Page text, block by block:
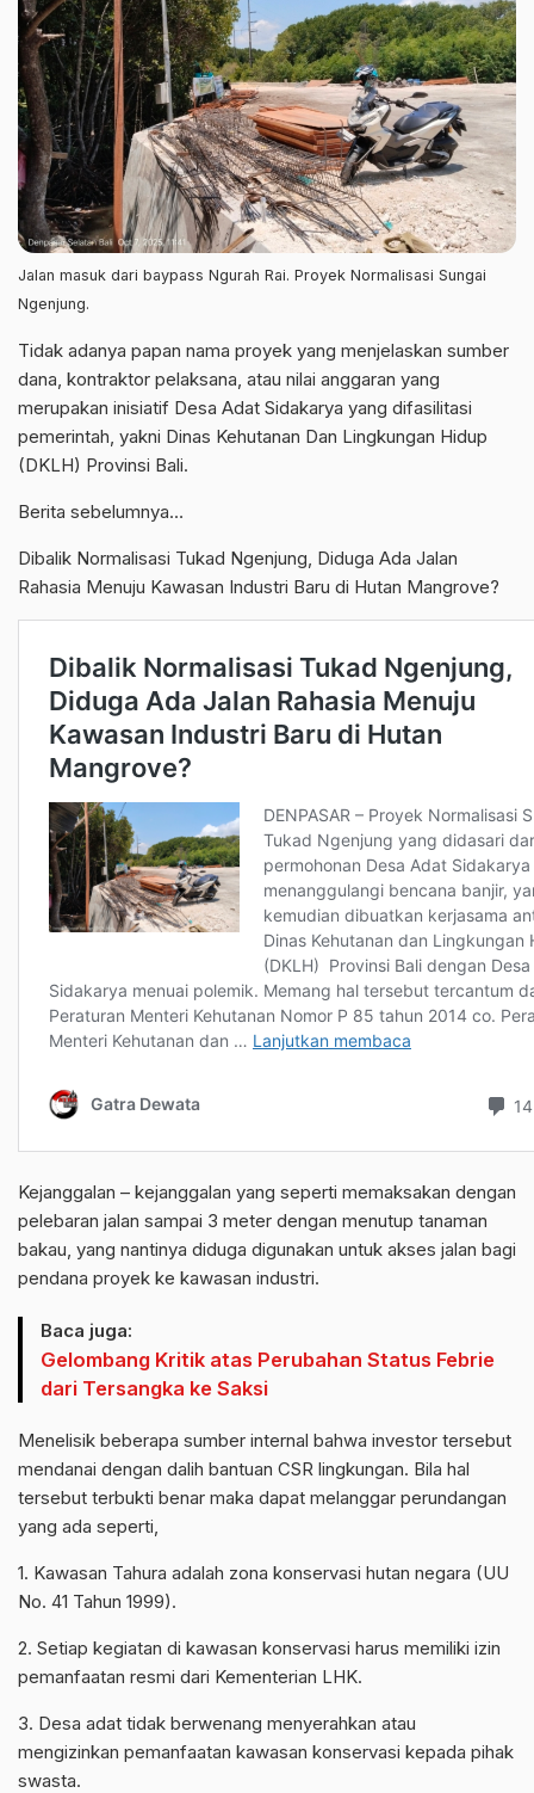
Jalan masuk dari baypass Ngurah Rai. Proyek Normalisasi Sungai
Ngenjung.
Tidak adanya papan nama proyek yang menjelaskan sumber
dana, kontraktor pelaksana, atau nilai anggaran yang
merupakan inisiatif Desa Adat Sidakarya yang difasilitasi
pemerintah, yakni Dinas Kehutanan Dan Lingkungan Hidup
(DKLH) Provinsi Bali.
Berita sebelumnya…
Dibalik Normalisasi Tukad Ngenjung, Diduga Ada Jalan
Rahasia Menuju Kawasan Industri Baru di Hutan Mangrove?
Kejanggalan – kejanggalan yang seperti memaksakan dengan
pelebaran jalan sampai 3 meter dengan menutup tanaman
bakau, yang nantinya diduga digunakan untuk akses jalan bagi
pendana proyek ke kawasan industri.
Baca juga:
Gelombang Kritik atas Perubahan Status Febrie
dari Tersangka ke Saksi
Menelisik beberapa sumber internal bahwa investor tersebut
mendanai dengan dalih bantuan CSR lingkungan. Bila hal
tersebut terbukti benar maka dapat melanggar perundangan
yang ada seperti,
1. Kawasan Tahura adalah zona konservasi hutan negara (UU
No. 41 Tahun 1999).
2. Setiap kegiatan di kawasan konservasi harus memiliki izin
pemanfaatan resmi dari Kementerian LHK.
3. Desa adat tidak berwenang menyerahkan atau
mengizinkan pemanfaatan kawasan konservasi kepada pihak
swasta.